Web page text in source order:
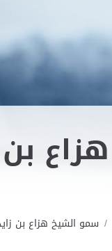
سمو الشيخ هزاع بن